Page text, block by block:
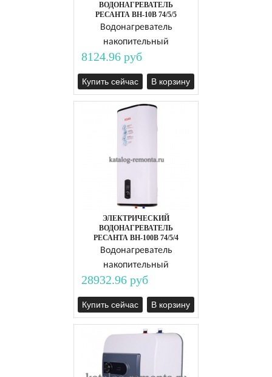
ВОДОНАГРЕВАТЕЛЬ
РЕСАНТА ВН-10В 74/5/5
Водонагреватель
накопительный
8124.96 руб
Купить сейчас В корзину
ЭЛЕКТРИЧЕСКИЙ
ВОДОНАГРЕВАТЕЛЬ
РЕСАНТА ВН-100В 74/5/4
Водонагреватель
накопительный
28932.96 руб
Купить сейчас В корзину